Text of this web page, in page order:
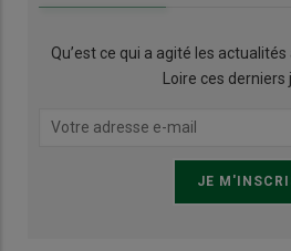
Qu’est ce qui a agité les
Loire ces derniers